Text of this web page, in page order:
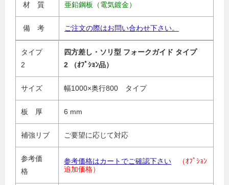
材 質 亜鉛鋼板（電気鍍金）
備 考 ご注文の際はお問い合わせ下さい。
タイプ
2
四方差し・ソリ型 フォークガイド タイプ
2 （ｵﾌﾟｼｮﾝ品）
サイズ 幅1000×奥行800 タイプ
板 厚 6 mm
補強リブ ご要望に応じて対応
参考価
格
参考価格はカートでご確認下さい
（ｵﾌﾟｼｮﾝ
追加価格）